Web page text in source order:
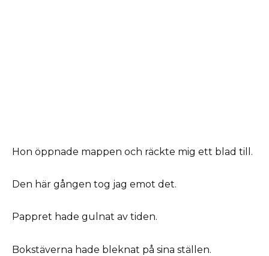
Hon öppnade mappen och räckte mig ett blad till.
Den här gången tog jag emot det.
Pappret hade gulnat av tiden.
Bokstäverna hade bleknat på sina ställen.